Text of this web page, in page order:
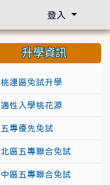
升學資訊
桃連區免試升學
適性入學桃花源
五專優先免試
北區五專聯合免試
中區五專聯合免試
登入